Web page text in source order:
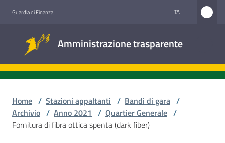
Guardia di Finanza ITA
Amministrazione trasparente
trasparente
Home / Stazioni appaltanti / Bandi di gara /
Archivio / Anno 2021 / Quartier Generale /
Fornitura di fibra ottica spenta (dark fiber)